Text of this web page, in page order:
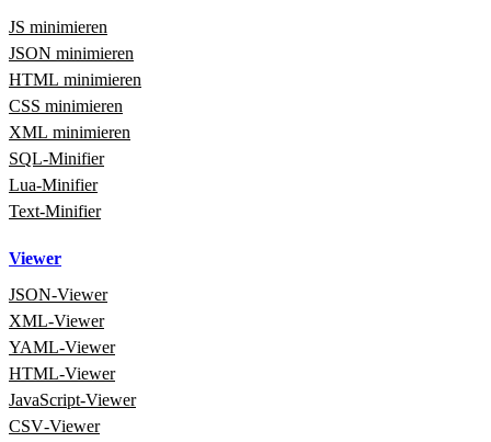
JS minimieren
JSON minimieren
HTML minimieren
CSS minimieren
XML minimieren
SQL‑Minifier
Lua‑Minifier
Text‑Minifier
Viewer
JSON‑Viewer
XML‑Viewer
YAML‑Viewer
HTML‑Viewer
JavaScript‑Viewer
CSV‑Viewer